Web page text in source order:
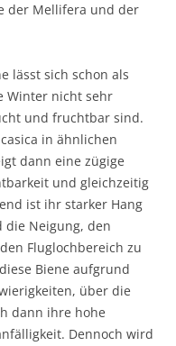
der Mellifera und der
lässt sich schon als
Winter nicht sehr
und fruchtbar sind.
in ähnlichen
dann eine zügige
und gleichzeitig
ist ihr starker Hang
Neigung, den
Fluglochbereich zu
Biene aufgrund
über die
dann ihre hohe
Dennoch wird